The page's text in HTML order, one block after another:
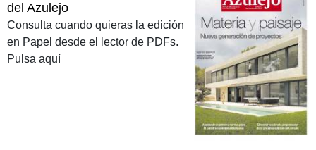
del Azulejo
Consulta cuando quieras la edición
en Papel desde el lector de PDFs.
Pulsa aquí